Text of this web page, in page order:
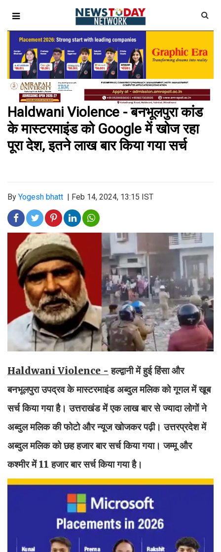
Haldwani Violence - बनभूलपुरा कांड
के मास्टरमाइंड को Google में खोज रहा
पूरा देश, इतने लाख बार किया गया सर्च
By Yogesh bhatt Feb 14, 2024, 13:15 IST
Haldwani Violence - हल्द्वानी में हुई हिंसा और
बनभूलपुरा उपद्रव के मास्टरमाइंड अब्दुल मलिक को गूगल में खूब
सर्च किया गया है। उत्तराखंड में एक लाख बार से ज्यादा लोगों ने
अब्दुल मलिक की फोटो और न्यूज खोजकर पढ़ी। उत्तरप्रदेश में
अब्दुल मलिक को छह हजार बार सर्च किया गया। जम्मू और
कश्मीर में 11 हजार बार सर्च किया गया है।